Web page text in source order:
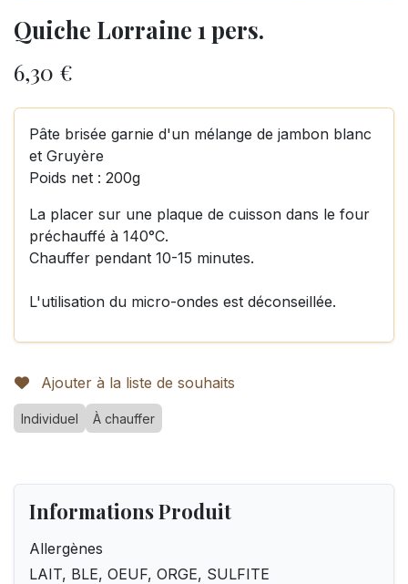
Quiche Lorraine 1 pers.
6,30 €
Pâte brisée garnie d'un mélange de jambon blanc
et Gruyère
Poids net : 200g
La placer sur une plaque de cuisson dans le four
préchauffé à 140°C.
Chauffer pendant 10-15 minutes.
L'utilisation du micro-ondes est déconseillée.
Ajouter à la liste de souhaits
Individuel À chauffer
Informations Produit
Allergènes
LAIT, BLE, OEUF, ORGE, SULFITE